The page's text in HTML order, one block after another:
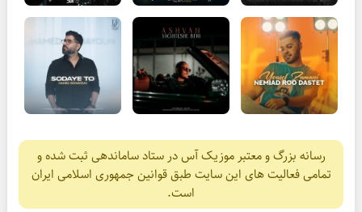
رسانه بزرگ و معتبر موزیک آس در ستاد ساماندهی ثبت شده و
تمامی فعالیت های این سایت طبق قوانین جمهوری اسلامی ایران
است.